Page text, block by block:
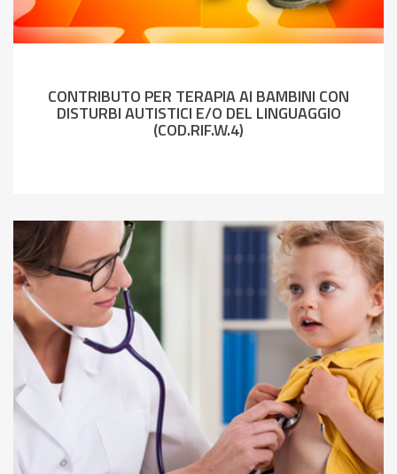
CONTRIBUTO PER TERAPIA AI BAMBINI CON
DISTURBI AUTISTICI E/O DEL LINGUAGGIO
(COD.RIF.W.4)